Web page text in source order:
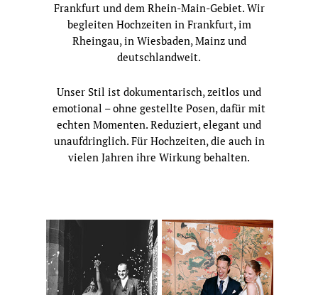
Frankfurt und dem Rhein-Main-Gebiet. Wir
begleiten Hochzeiten in Frankfurt, im
Rheingau, in Wiesbaden, Mainz und
deutschlandweit.
Unser Stil ist dokumentarisch, zeitlos und
emotional – ohne gestellte Posen, dafür mit
echten Momenten. Reduziert, elegant und
unaufdringlich. Für Hochzeiten, die auch in
vielen Jahren ihre Wirkung behalten.